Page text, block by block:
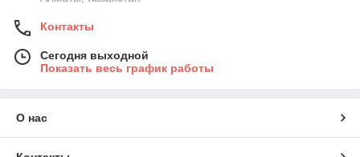
Контакты
Сегодня выходной
Показать весь график работы
О нас